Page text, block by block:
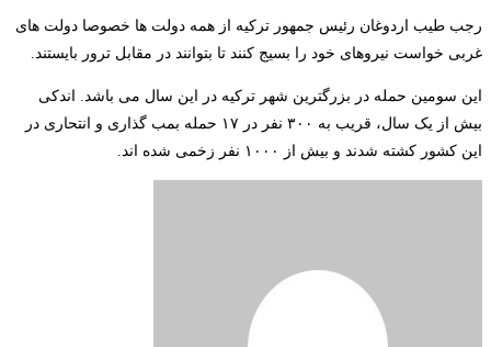
رجب طیب اردوغان رئیس جمهور ترکیه از همه دولت ها خصوصا دولت های
غربی خواست نیروهای خود را بسیج کنند تا بتوانند در مقابل ترور بایستند.
این سومین حمله در بزرگترین شهر ترکیه در این سال می باشد. اندکی
بیش از یک سال، قریب به ۳۰۰ نفر در ۱۷ حمله بمب گذاری و انتحاری در
این کشور کشته شدند و بیش از ۱۰۰۰ نفر زخمی شده اند.